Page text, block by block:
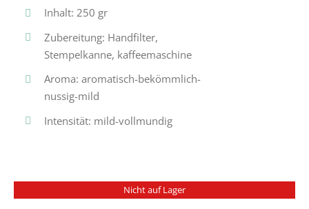
Inhalt: 250 gr
Zubereitung: Handfilter,
Stempelkanne, kaffeemaschine
Aroma: aromatisch-bekömmlich-
nussig-mild
Intensität: mild-vollmundig
Nicht auf Lager